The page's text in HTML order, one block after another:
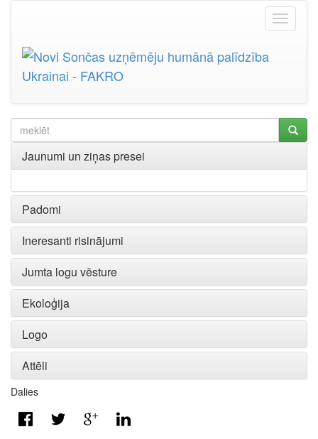
Jaunumi un ziņas presei
Padomi
Ineresanti risinājumi
Jumta logu vēsture
Ekoloģija
Logo
Attēli
Dalies